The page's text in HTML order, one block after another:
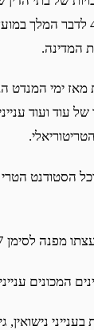
וזאת דרך סימן 46
המדינה.
ימי המנדט
עוד ועוד
הסטודנט הטרי
נישואין,